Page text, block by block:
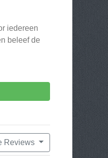
iedereen
beleef de
Reviews